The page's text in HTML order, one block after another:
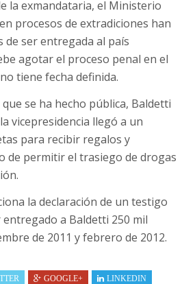
la exmandataria, el Ministerio
procesos de extradiciones han
de ser entregada al país
agotar el proceso penal en el
tiene fecha definida.
se ha hecho pública, Baldetti
vicepresidencia llegó a un
para recibir regalos y
de permitir el trasiego de drogas
la declaración de un testigo
a Baldetti 250 mil
de 2011 y febrero de 2012.
GOOGLE+ LINKEDIN